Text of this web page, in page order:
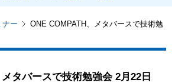
ナー
ONE COMPATH、メタバースで技術勉
タバースで技術勉強会 2月22日